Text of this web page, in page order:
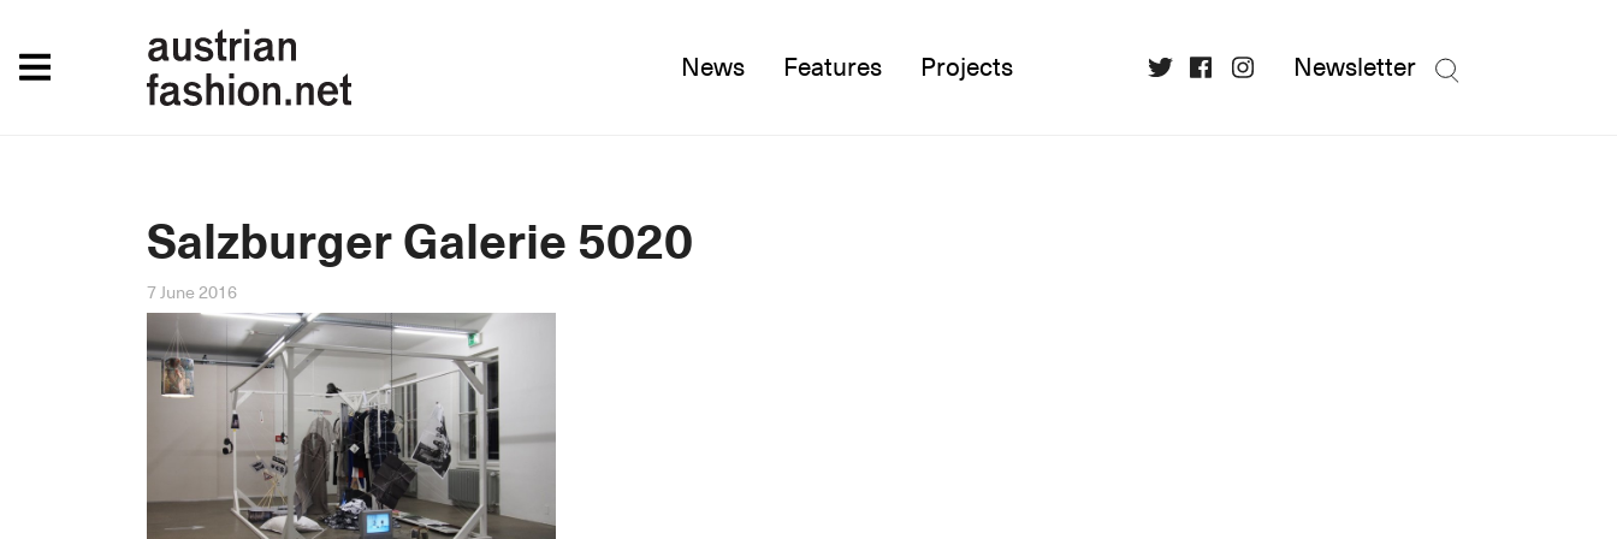
News Features Projects
TwitterFacebook
Instagram
Newsletter
Salzburger Galerie 5020
7 June 2016